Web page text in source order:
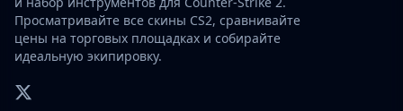
Просматривайте все скины CS2, сравнивайте
цены на торговых площадках и собирайте
идеальную экипировку.